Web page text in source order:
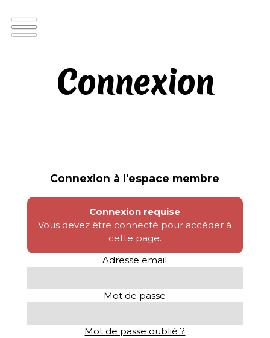
Connexion
Connexion à l'espace membre
Connexion requise
Vous devez être connecté pour accéder à
cette page.
Adresse email
Mot de passe
Mot de passe oublié ?